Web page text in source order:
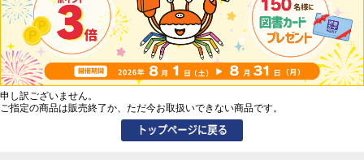
申し訳ございません。
ご指定の商品は販売終了か、ただ今お取扱いできない商品です。